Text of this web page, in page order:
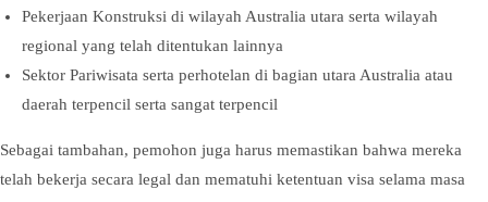
Pekerjaan Konstruksi di wilayah Australia utara serta wilayah
regional yang telah ditentukan lainnya
Sektor Pariwisata serta perhotelan di bagian utara Australia atau
daerah terpencil serta sangat terpencil
Sebagai tambahan, pemohon juga harus memastikan bahwa mereka
telah bekerja secara legal dan mematuhi ketentuan visa selama masa